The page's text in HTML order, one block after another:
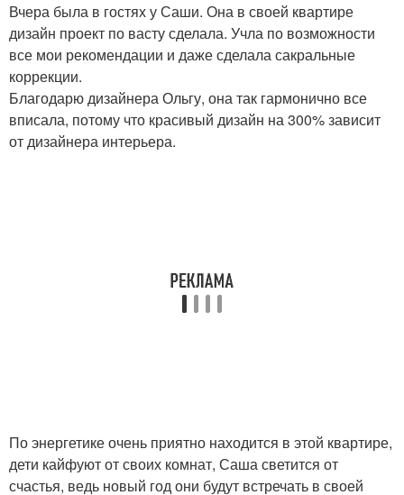
Вчера была в гостях у Саши. Она в своей квартире
дизайн проект по васту сделала. Учла по возможности
все мои рекомендации и даже сделала сакральные
коррекции.
Благодарю дизайнера Ольгу, она так гармонично все
вписала, потому что красивый дизайн на 300% зависит
от дизайнера интерьера.
По энергетике очень приятно находится в этой квартире,
дети кайфуют от своих комнат, Саша светится от
счастья, ведь новый год они будут встречать в своей